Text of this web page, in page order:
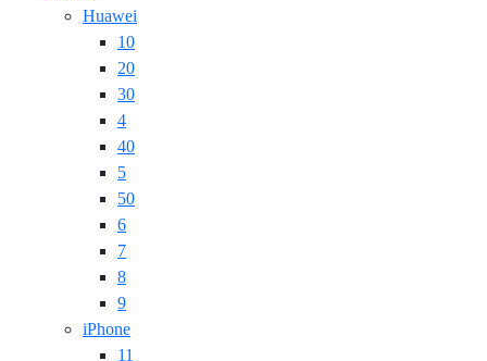
Huawei
10
20
30
4
40
5
50
6
7
8
9
iPhone
11